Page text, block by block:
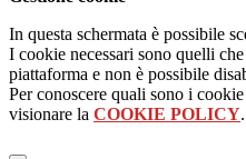
In questa schermata è possibile
I cookie necessari sono quelli
piattaforma e non è possibile
Per conoscere quali sono i
visionare la COOKIE POLICY.